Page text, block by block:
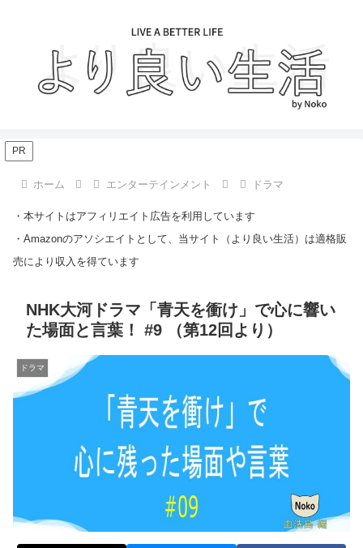
PR
ホーム エンターテインメント ドラマ
・本サイトはアフィリエイト広告を利用しています
・Amazonのアソシエイトとして、当サイト（より良い生活）は適格販
売により収入を得ています
NHK大河ドラマ「青天を衝け」で心に響い
た場面と言葉！ #9 （第12回より）
ドラマ